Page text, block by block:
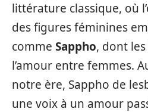
littérature classique, où
des figures féminines
comme Sappho, dont
l’amour entre femmes.
notre ère, Sappho de
une voix à un amour